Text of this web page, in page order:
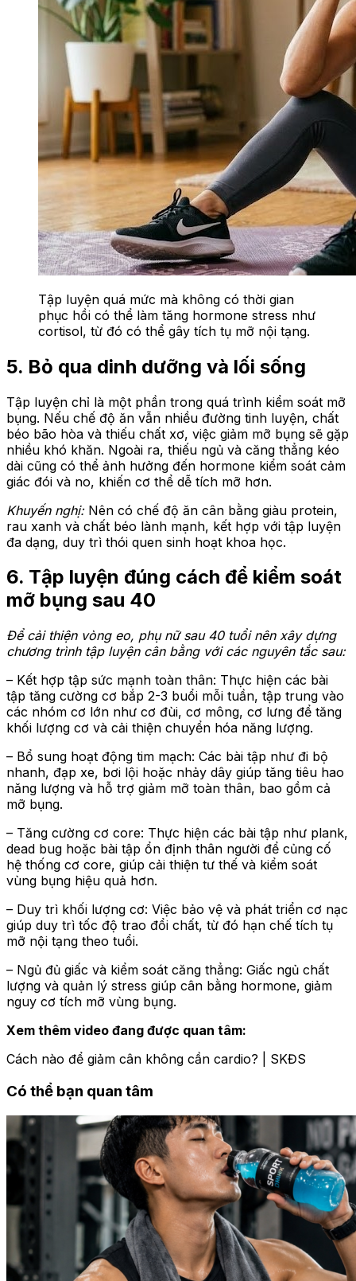
Tập luyện quá mức mà không có thời gian
phục hồi có thể làm tăng hormone stress như
cortisol, từ đó có thể gây tích tụ mỡ nội tạng.
5. Bỏ qua dinh dưỡng và lối sống
Tập luyện chỉ là một phần trong quá trình kiểm soát mỡ
bụng. Nếu chế độ ăn vẫn nhiều đường tinh luyện, chất
béo bão hòa và thiếu chất xơ, việc giảm mỡ bụng sẽ gặp
nhiều khó khăn. Ngoài ra, thiếu ngủ và căng thẳng kéo
dài cũng có thể ảnh hưởng đến hormone kiểm soát cảm
giác đói và no, khiến cơ thể dễ tích mỡ hơn.
Khuyến nghị:Nên có chế độ ăn cân bằng giàu protein,
rau xanh và chất béo lành mạnh, kết hợp với tập luyện
đa dạng, duy trì thói quen sinh hoạt khoa học.
6. Tập luyện đúng cách để kiểm soát
mỡ bụng sau 40
Để cải thiện vòng eo, phụ nữ sau 40 tuổi nên xây dựng
chương trình tập luyện cân bằng với các nguyên tắc sau:
– Kết hợp tập sức mạnh toàn thân: Thực hiện các bài
tập tăng cường cơ bắp 2-3 buổi mỗi tuần, tập trung vào
các nhóm cơ lớn như cơ đùi, cơ mông, cơ lưng để tăng
khối lượng cơ và cải thiện chuyển hóa năng lượng.
– Bổ sung hoạt động tim mạch: Các bài tập như đi bộ
nhanh, đạp xe, bơi lội hoặc nhảy dây giúp tăng tiêu hao
năng lượng và hỗ trợ giảm mỡ toàn thân, bao gồm cả
mỡ bụng.
– Tăng cường cơ core: Thực hiện các bài tập như plank,
dead bug hoặc bài tập ổn định thân người để củng cố
hệ thống cơ core, giúp cải thiện tư thế và kiểm soát
vùng bụng hiệu quả hơn.
– Duy trì khối lượng cơ: Việc bảo vệ và phát triển cơ nạc
giúp duy trì tốc độ trao đổi chất, từ đó hạn chế tích tụ
mỡ nội tạng theo tuổi.
– Ngủ đủ giấc và kiểm soát căng thẳng: Giấc ngủ chất
lượng và quản lý stress giúp cân bằng hormone, giảm
nguy cơ tích mỡ vùng bụng.
Xem thêm video đang được quan tâm:
Cách nào để giảm cân không cần cardio? | SKĐS
Có thể bạn quan tâm